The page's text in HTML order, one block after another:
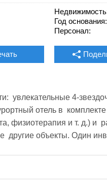
Год основания:
Персонал:
увлекательные 4-
отель в
физиотерапия и т. д.) и
другие объекты. Один